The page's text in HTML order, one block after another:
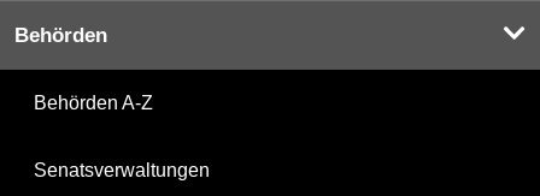
Behörden
Behörden A-Z
Senatsverwaltungen